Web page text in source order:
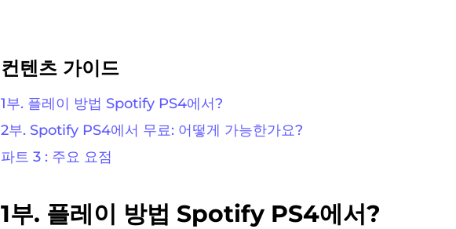
컨텐츠 가이드
1부. 플레이 방법 Spotify PS4에서?
2부. Spotify PS4에서 무료: 어떻게 가능한가요?
파트 3 : 주요 요점
1부. 플레이 방법 Spotify PS4에서?